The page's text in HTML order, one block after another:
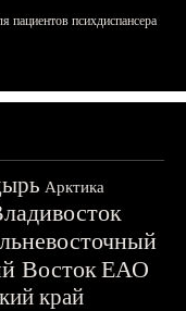
пациентов психдиспансера
Арктика
ВостокЕАО
край